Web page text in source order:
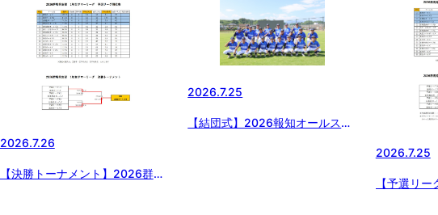
2026.7.26
【決勝トーナメント】2026群馬
2026.7.25
【結団式】2026報知オールスタ
2026.7.25
【予選リ